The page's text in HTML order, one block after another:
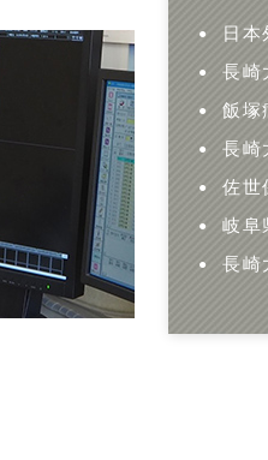
日本
長崎
飯塚
長崎
佐世
岐阜
長崎